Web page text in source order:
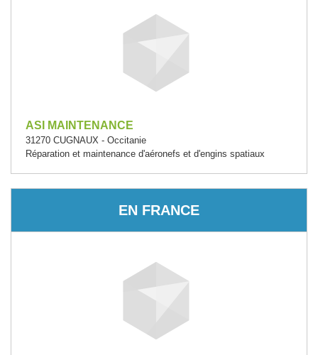
ASI MAINTENANCE
31270 CUGNAUX - Occitanie
Réparation et maintenance d'aéronefs et d'engins spatiaux
EN FRANCE